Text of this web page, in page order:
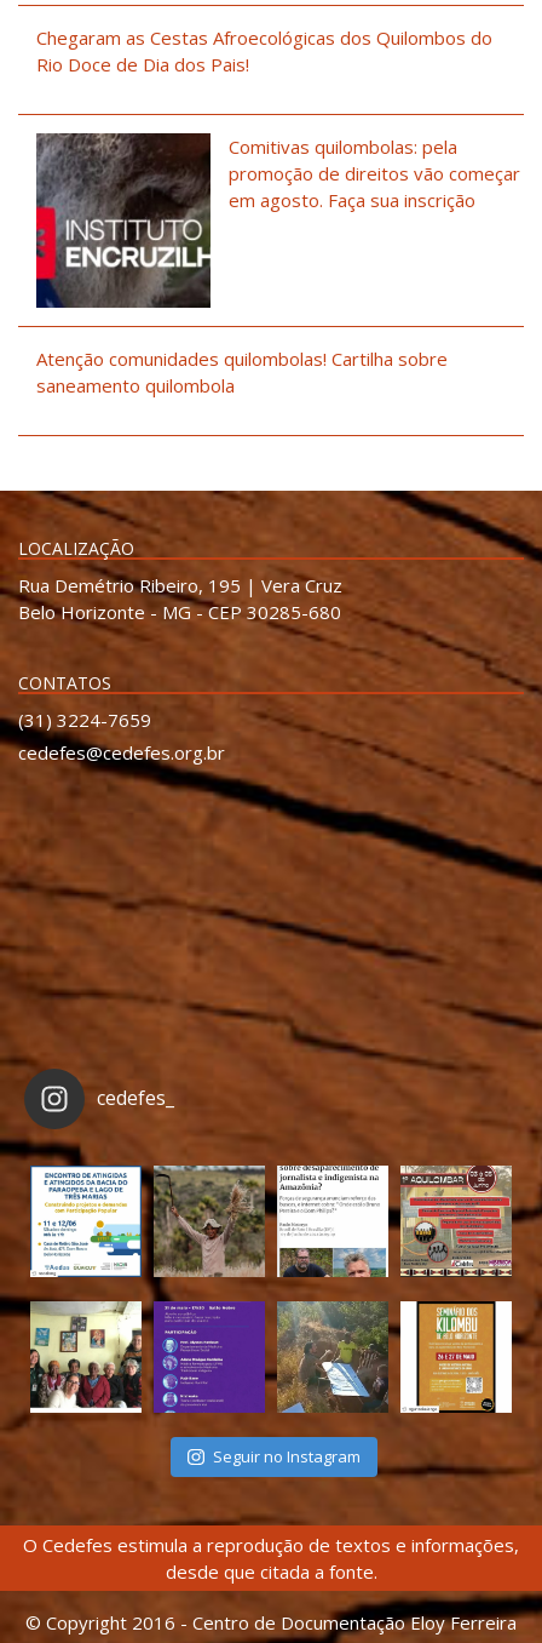
Chegaram as Cestas Afroecológicas dos Quilombos do
Rio Doce de Dia dos Pais!
Comitivas quilombolas: pela
promoção de direitos vão começar
em agosto. Faça sua inscrição
Atenção comunidades quilombolas! Cartilha sobre
saneamento quilombola
LOCALIZAÇÃO
Rua Demétrio Ribeiro, 195 | Vera Cruz
Belo Horizonte - MG - CEP 30285-680
CONTATOS
(31) 3224-7659
cedefes@cedefes.org.br
cedefes_
Seguir no Instagram
O Cedefes estimula a reprodução de textos e informações,
desde que citada a fonte.
© Copyright 2016 - Centro de Documentação Eloy Ferreira